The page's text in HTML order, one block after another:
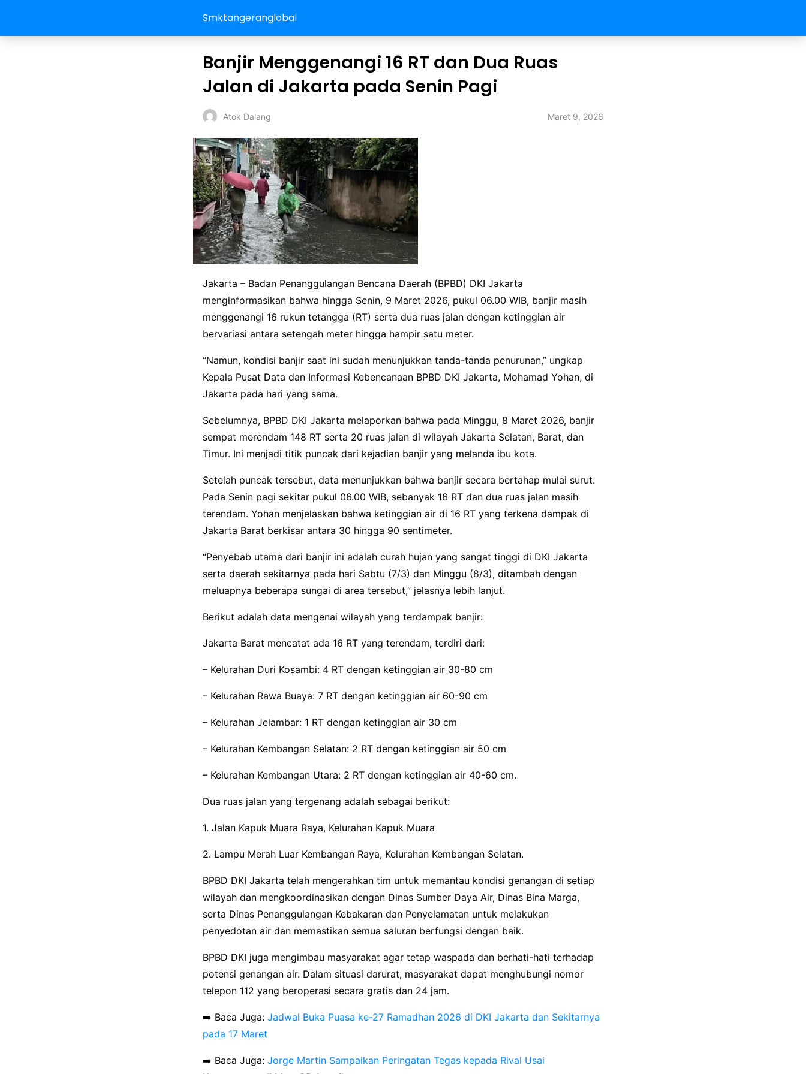
Smktangeranglobal
Banjir Menggenangi 16 RT dan Dua Ruas
Jalan di Jakarta pada Senin Pagi
Atok Dalang Maret 9, 2026
Jakarta – Badan Penanggulangan Bencana Daerah (BPBD) DKI Jakarta
menginformasikan bahwa hingga Senin, 9 Maret 2026, pukul 06.00 WIB, banjir masih
menggenangi 16 rukun tetangga (RT) serta dua ruas jalan dengan ketinggian air
bervariasi antara setengah meter hingga hampir satu meter.
“Namun, kondisi banjir saat ini sudah menunjukkan tanda-tanda penurunan,” ungkap
Kepala Pusat Data dan Informasi Kebencanaan BPBD DKI Jakarta, Mohamad Yohan, di
Jakarta pada hari yang sama.
Sebelumnya, BPBD DKI Jakarta melaporkan bahwa pada Minggu, 8 Maret 2026, banjir
sempat merendam 148 RT serta 20 ruas jalan di wilayah Jakarta Selatan, Barat, dan
Timur. Ini menjadi titik puncak dari kejadian banjir yang melanda ibu kota.
Setelah puncak tersebut, data menunjukkan bahwa banjir secara bertahap mulai surut.
Pada Senin pagi sekitar pukul 06.00 WIB, sebanyak 16 RT dan dua ruas jalan masih
terendam. Yohan menjelaskan bahwa ketinggian air di 16 RT yang terkena dampak di
Jakarta Barat berkisar antara 30 hingga 90 sentimeter.
“Penyebab utama dari banjir ini adalah curah hujan yang sangat tinggi di DKI Jakarta
serta daerah sekitarnya pada hari Sabtu (7/3) dan Minggu (8/3), ditambah dengan
meluapnya beberapa sungai di area tersebut,” jelasnya lebih lanjut.
Berikut adalah data mengenai wilayah yang terdampak banjir:
Jakarta Barat mencatat ada 16 RT yang terendam, terdiri dari:
– Kelurahan Duri Kosambi: 4 RT dengan ketinggian air 30-80 cm
– Kelurahan Rawa Buaya: 7 RT dengan ketinggian air 60-90 cm
– Kelurahan Jelambar: 1 RT dengan ketinggian air 30 cm
– Kelurahan Kembangan Selatan: 2 RT dengan ketinggian air 50 cm
– Kelurahan Kembangan Utara: 2 RT dengan ketinggian air 40-60 cm.
Dua ruas jalan yang tergenang adalah sebagai berikut:
1. Jalan Kapuk Muara Raya, Kelurahan Kapuk Muara
2. Lampu Merah Luar Kembangan Raya, Kelurahan Kembangan Selatan.
BPBD DKI Jakarta telah mengerahkan tim untuk memantau kondisi genangan di setiap
wilayah dan mengkoordinasikan dengan Dinas Sumber Daya Air, Dinas Bina Marga,
serta Dinas Penanggulangan Kebakaran dan Penyelamatan untuk melakukan
penyedotan air dan memastikan semua saluran berfungsi dengan baik.
BPBD DKI juga mengimbau masyarakat agar tetap waspada dan berhati-hati terhadap
potensi genangan air. Dalam situasi darurat, masyarakat dapat menghubungi nomor
telepon 112 yang beroperasi secara gratis dan 24 jam.
➡️ Baca Juga: Jadwal Buka Puasa ke-27 Ramadhan 2026 di DKI Jakarta dan Sekitarnya
pada 17 Maret
➡️ Baca Juga: Jorge Martin Sampaikan Peringatan Tegas kepada Rival Usai